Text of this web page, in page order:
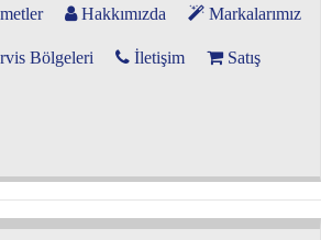
Hakkımızda Markalarımız
Bölgeleri İletişim Satış